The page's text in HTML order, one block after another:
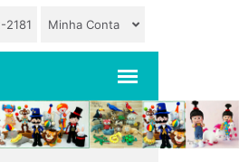
2181 Minha Conta